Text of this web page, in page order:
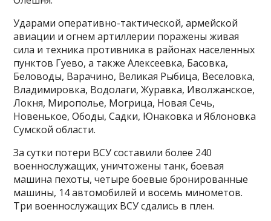
Ударами оперативно-тактической, армейской
авиации и огнем артиллерии поражены живая
сила и техника противника в районах населенных
пунктов Гуево, а также Алексеевка, Басовка,
Беловоды, Варачино, Великая Рыбица, Веселовка,
Владимировка, Водолаги, Журавка, Иволжанское,
Локня, Мирополье, Могрица, Новая Сечь,
Новенькое, Ободы, Садки, Юнаковка и Яблоновка
Сумской области.
За сутки потери ВСУ составили более 240
военнослужащих, уничтожены танк, боевая
машина пехоты, четыре боевые бронированные
машины, 14 автомобилей и восемь минометов.
Три военнослужащих ВСУ сдались в плен.